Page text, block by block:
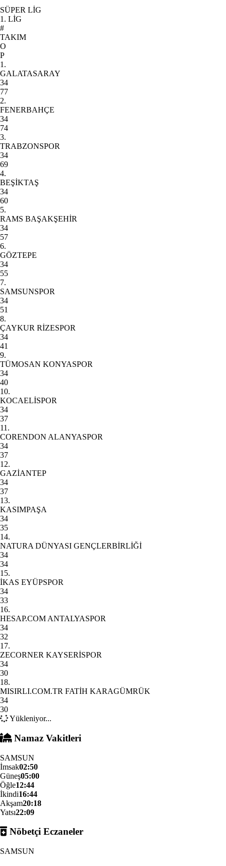
SÜPER LİG
1. LİG
#
TAKIM
O
P
1.
GALATASARAY
34
77
2.
FENERBAHÇE
34
74
3.
TRABZONSPOR
34
69
4.
BEŞİKTAŞ
34
60
5.
RAMS BAŞAKŞEHİR
34
57
6.
GÖZTEPE
34
55
7.
SAMSUNSPOR
34
51
8.
ÇAYKUR RİZESPOR
34
41
9.
TÜMOSAN KONYASPOR
34
40
10.
KOCAELİSPOR
34
37
11.
CORENDON ALANYASPOR
34
37
12.
GAZİANTEP
34
37
13.
KASIMPAŞA
34
35
14.
NATURA DÜNYASI GENÇLERBİRLİĞİ
34
34
15.
İKAS EYÜPSPOR
34
33
16.
HESAP.COM ANTALYASPOR
34
32
17.
ZECORNER KAYSERİSPOR
34
30
18.
MISIRLI.COM.TR FATİH KARAGÜMRÜK
34
30
Yükleniyor...
Namaz Vakitleri
SAMSUN
İmsak02:50
Güneş05:00
Öğle12:44
İkindi16:44
Akşam20:18
Yatsı22:09
Nöbetçi Eczaneler
SAMSUN